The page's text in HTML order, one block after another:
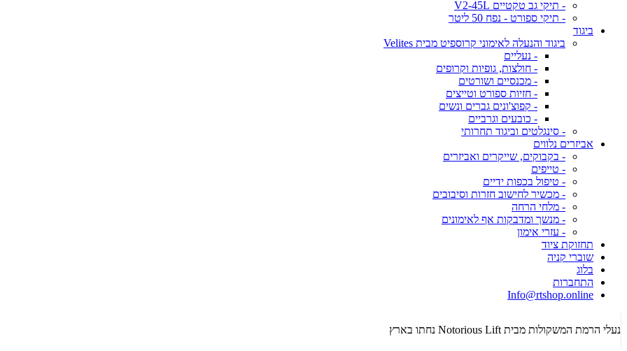
- תיקי גב טקטיים V2-45L
- תיקי ספורט - נפח 50 ליטר
ביגוד
ביגוד והנעלה לאימוני קרוספיט מבית Velites
- נעליים
- חולצות, גופיות וקרופים
- מכנסיים ושורטים
- חזיות ספורט וטייצים
- קפוצ'ונים גברים ונשים
- כובעים וגרביים
- סינגלטים וביגוד תחרותי
אביזרים נלווים
- בקבוקים, שייקרים ואביזרים
- טייפים
- טיפול בכפות ידיים
- מכשיר לחישוב חזרות וסיבובים
- מלחי הרחה
- מנשך ומדבקות אף לאימונים
- עזרי אימון
תחזוקת ציוד
שוברי קניה
בלוג
התחברות
Info@rtshop.online
נעלי הרמת המשקולות מבית Notorious Lift נחתו בארץ